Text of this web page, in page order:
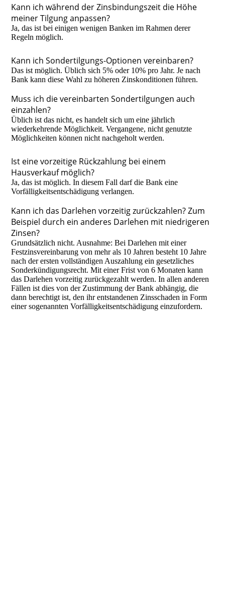
Kann ich während der Zinsbindungszeit die Höhe
meiner Tilgung anpassen?
Ja, das ist bei einigen wenigen Banken im Rahmen derer
Regeln möglich.
Kann ich Sondertilgungs-Optionen vereinbaren?
Das ist möglich. Üblich sich 5% oder 10% pro Jahr. Je nach
Bank kann diese Wahl zu höheren Zinskonditionen führen.
Muss ich die vereinbarten Sondertilgungen auch
einzahlen?
Üblich ist das nicht, es handelt sich um eine jährlich
wiederkehrende Möglichkeit. Vergangene, nicht genutzte
Möglichkeiten können nicht nachgeholt werden.
Ist eine vorzeitige Rückzahlung bei einem
Hausverkauf möglich?
Ja, das ist möglich. In diesem Fall darf die Bank eine
Vorfälligkeitsentschädigung verlangen.
Kann ich das Darlehen vorzeitig zurückzahlen? Zum
Beispiel durch ein anderes Darlehen mit niedrigeren
Zinsen?
Grundsätzlich nicht. Ausnahme: Bei Darlehen mit einer
Festzinsvereinbarung von mehr als 10 Jahren besteht 10 Jahre
nach der ersten vollständigen Auszahlung ein gesetzliches
Sonderkündigungsrecht. Mit einer Frist von 6 Monaten kann
das Darlehen vorzeitig zurückgezahlt werden. In allen anderen
Fällen ist dies von der Zustimmung der Bank abhängig, die
dann berechtigt ist, den ihr entstandenen Zinsschaden in Form
einer sogenannten Vorfälligkeitsentschädigung einzufordern.